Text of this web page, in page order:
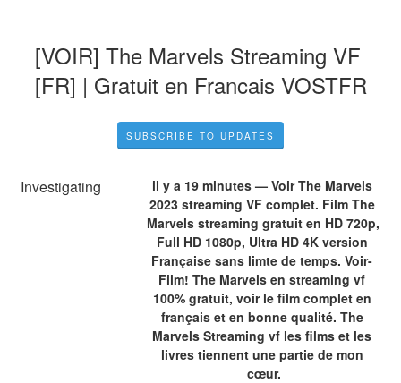
[VOIR] The Marvels Streaming VF
[FR] | Gratuit en Francais VOSTFR
SUBSCRIBE TO UPDATES
Investigating
il y a 19 minutes — Voir The Marvels
2023 streaming VF complet. Film The
Marvels streaming gratuit en HD 720p,
Full HD 1080p, Ultra HD 4K version
Française sans limte de temps. Voir-
Film! The Marvels en streaming vf
100% gratuit, voir le film complet en
français et en bonne qualité. The
Marvels Streaming vf les films et les
livres tiennent une partie de mon
cœur.